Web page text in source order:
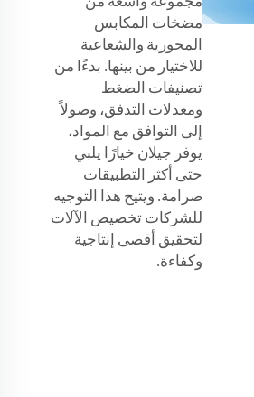
مضخات المكابس
المحورية والشعاعية
للاختيار من بينها. بدءًا من
تصنيفات الضغط
ومعدلات التدفق، وصولاً
إلى التوافق مع المواد،
يوفر جيلان خيارًا يلبي
حتى أكثر التطبيقات
صرامة. ويتيح هذا التوجيه
للشركات تخصيص الآلات
لتحقيق أقصى إنتاجية
وكفاءة.